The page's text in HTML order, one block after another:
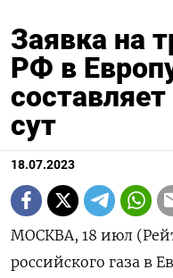
Заявка на
РФ в
сут
18.07.2023
МОСКВА, 18 июл
российского газа в